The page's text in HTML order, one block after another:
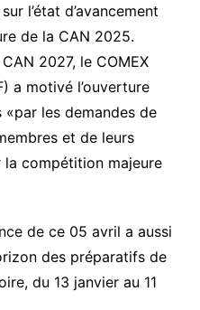
l’état d’avancement
de la CAN 2025.
2027, le COMEX
a motivé l’ouverture
les demandes de
et de leurs
la compétition majeure
de ce 05 avril a aussi
des préparatifs de
du 13 janvier au 11